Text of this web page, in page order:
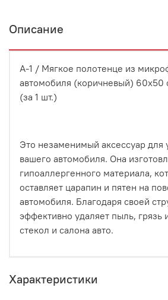
Описание
A-1 / Мягкое полотенце из
автомобиля (коричневый) 60x50
(за 1 шт.)
Это незаменимый аксессуар для
вашего автомобиля. Она
гипоаллергенного материала,
оставляет царапин и пятен на
автомобиля. Благодаря своей
эффективно удаляет пыль, грязь
стекол и салона авто.
Характеристики